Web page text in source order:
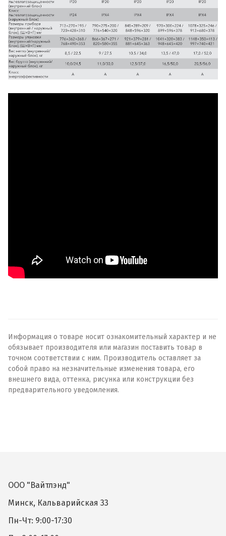
Информация о товаре носит ознакомительный характер и не
обязывает производителя или магазин поставить товар в
точном соответствии с ним. Производитель оставляет за
собой право на незначительные изменения товара, его
внешнего вида, оттенка, рисунка или конструкции без
предварительного уведомления.
ООО "Вайтлэнд"
Минск, Кальварийская 33
Пн-Чт: 9:00-17:30